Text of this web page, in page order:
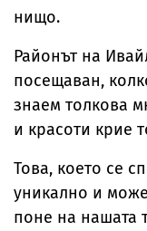
нищо.
Районът на
посещаван,
знаем толкова
и красоти крие
Това, което се
уникално и
поне на нашата